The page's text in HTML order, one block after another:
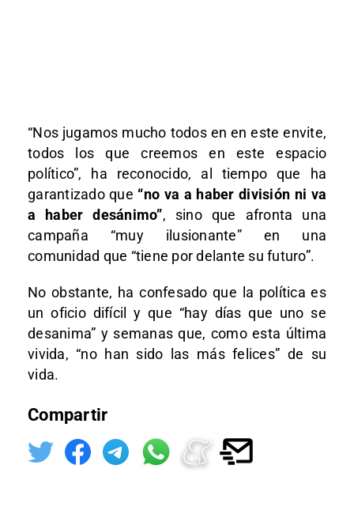
“Nos jugamos mucho todos en en este envite,
todos los que creemos en este espacio
político”, ha reconocido, al tiempo que ha
garantizado que “no va a haber división ni va
a haber desánimo”, sino que afronta una
campaña “muy ilusionante” en una
comunidad que “tiene por delante su futuro”.
No obstante, ha confesado que la política es
un oficio difícil y que “hay días que uno se
desanima” y semanas que, como esta última
vivida, “no han sido las más felices” de su
vida.
Compartir